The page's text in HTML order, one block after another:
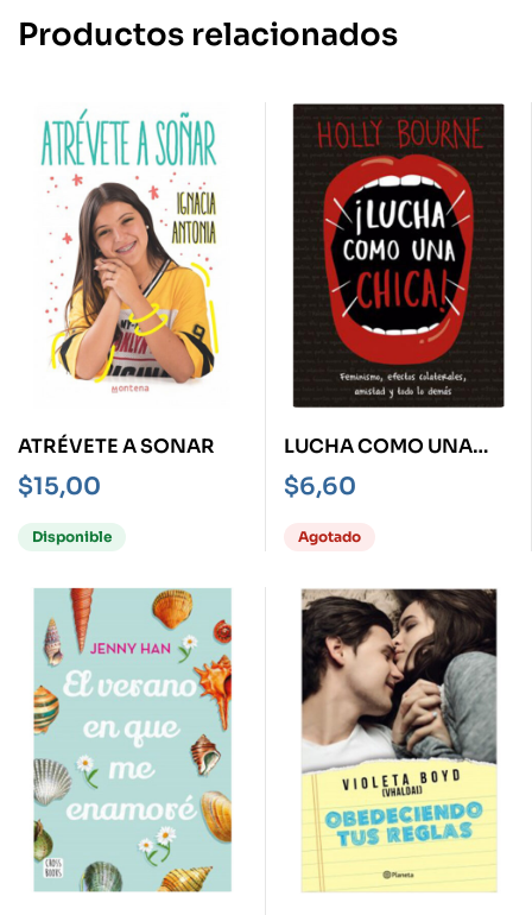
Productos relacionados
ATRÉVETE A SONAR
$15,00
Disponible
LUCHA COMO UNA
CHICA -FEMINISMO,
EFECTOS
COLATERALES,
DEMÁS-
$6,60
Agotado